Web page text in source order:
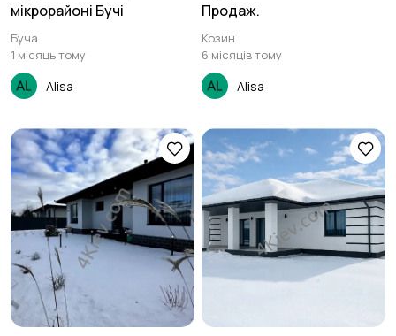
мікрорайоні Бучі
Буча
1 місяць тому
Alisa
Продаж.
Козин
6 місяців тому
Alisa